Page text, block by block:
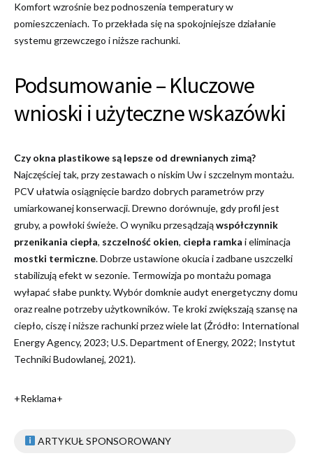
Komfort wzrośnie bez podnoszenia temperatury w
pomieszczeniach. To przekłada się na spokojniejsze działanie
systemu grzewczego i niższe rachunki.
Podsumowanie – Kluczowe
wnioski i użyteczne wskazówki
Czy okna plastikowe są lepsze od drewnianych zimą?
Najczęściej tak, przy zestawach o niskim Uw i szczelnym montażu.
PCV ułatwia osiągnięcie bardzo dobrych parametrów przy
umiarkowanej konserwacji. Drewno dorównuje, gdy profil jest
gruby, a powłoki świeże. O wyniku przesądzająwspółczynnik
przenikania ciepła, szczelność okien, ciepła ramka i eliminacja
mostki termiczne. Dobrze ustawione okucia i zadbane uszczelki
stabilizują efekt w sezonie. Termowizja po montażu pomaga
wyłapać słabe punkty. Wybór domknie audyt energetyczny domu
oraz realne potrzeby użytkowników. Te kroki zwiększają szansę na
ciepło, ciszę i niższe rachunki przez wiele lat (Źródło: International
Energy Agency, 2023; U.S. Department of Energy, 2022; Instytut
Techniki Budowlanej, 2021).
+Reklama+
ARTYKUŁ SPONSOROWANY